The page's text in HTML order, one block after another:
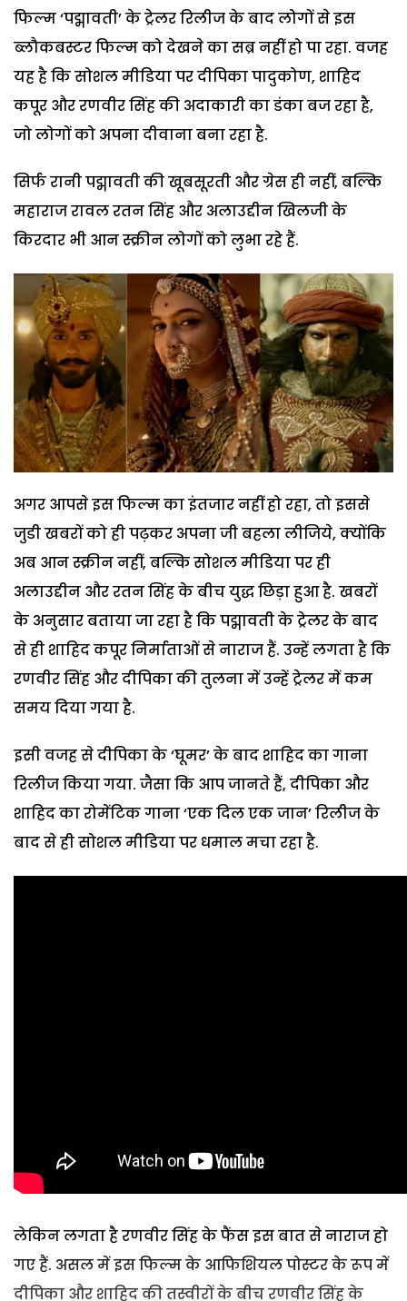
फिल्म ‘पद्मावती’ के ट्रेलर रिलीज के बाद लोगों से इस
ब्लौकबस्टर फिल्म को देखने का सब्र नहीं हो पा रहा. वजह
यह है कि सोशल मीडिया पर दीपिका पादुकोण, शाहिद
कपूर और रणवीर सिंह की अदाकारी का डंका बज रहा है,
जो लोगों को अपना दीवाना बना रहा है.
सिर्फ रानी पद्मावती की खूबसूरती और ग्रेस ही नहीं, बल्कि
महाराज रावल रतन सिंह और अलाउद्दीन खिलजी के
किरदार भी आन स्क्रीन लोगों को लुभा रहे हैं.
अगर आपसे इस फिल्म का इंतजार नहीं हो रहा, तो इससे
जुडी खबरों को ही पढ़कर अपना जी बहला लीजिये, क्योंकि
अब आन स्क्रीन नहीं, बल्कि सोशल मीडिया पर ही
अलाउद्दीन और रतन सिंह के बीच युद्ध छिड़ा हुआ है. खबरों
के अनुसार बताया जा रहा है कि पद्मावती के ट्रेलर के बाद
से ही शाहिद कपूर निर्माताओं से नाराज हैं. उन्हें लगता है कि
रणवीर सिंह और दीपिका की तुलना में उन्हें ट्रेलर में कम
समय दिया गया है.
इसी वजह से दीपिका के ‘घूमर’ के बाद शाहिद का गाना
रिलीज किया गया. जैसा कि आप जानते हैं, दीपिका और
शाहिद का रोमेंटिक गाना ‘एक दिल एक जान’ रिलीज के
बाद से ही सोशल मीडिया पर धमाल मचा रहा है.
लेकिन लगता है रणवीर सिंह के फैंस इस बात से नाराज हो
गए हैं. असल में इस फिल्म के आफिशियल पोस्टर के रूप में
दीपिका और शाहिद की तस्वीरों के बीच रणवीर सिंह के